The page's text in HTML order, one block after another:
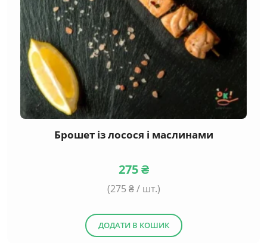
Брошет із лосося і маслинами
275₴
(275₴ / шт.)
ДОДАТИ В КОШИК